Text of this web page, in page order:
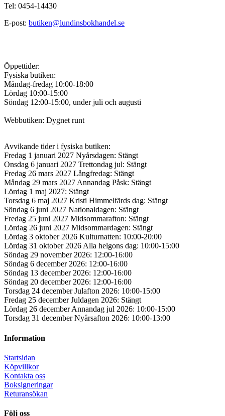
Tel: 0454-14430
E-post: butiken@lundinsbokhandel.se
Öppettider:
Fysiska butiken:
Måndag-fredag 10:00-18:00
Lördag 10:00-15:00
Söndag 12:00-15:00, under juli och augusti
Webbutiken: Dygnet runt
Avvikande tider i fysiska butiken:
Fredag 1 januari 2027 Nyårsdagen: Stängt
Onsdag 6 januari 2027 Trettondag jul: Stängt
Fredag 26 mars 2027 Långfredag: Stängt
Måndag 29 mars 2027 Annandag Påsk: Stängt
Lördag 1 maj 2027: Stängt
Torsdag 6 maj 2027 Kristi Himmelfärds dag: Stängt
Söndag 6 juni 2027 Nationaldagen: Stängt
Fredag 25 juni 2027 Midsommarafton: Stängt
Lördag 26 juni 2027 Midsommardagen: Stängt
Lördag 3 oktober 2026 Kulturnatten: 10:00-20:00
Lördag 31 oktober 2026 Alla helgons dag: 10:00-15:00
Söndag 29 november 2026: 12:00-16:00
Söndag 6 december 2026: 12:00-16:00
Söndag 13 december 2026: 12:00-16:00
Söndag 20 december 2026: 12:00-16:00
Torsdag 24 december Julafton 2026: 10:00-15:00
Fredag 25 december Juldagen 2026: Stängt
Lördag 26 december Annandag jul 2026: 10:00-15:00
Torsdag 31 december Nyårsafton 2026: 10:00-13:00
Information
Startsidan
Köpvillkor
Kontakta oss
Boksigneringar
Returansökan
Följ oss